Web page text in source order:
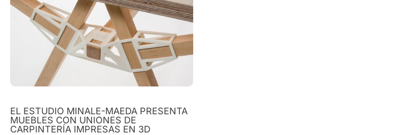
EL ESTUDIO MINALE-MAEDA PRESENTA
MUEBLES CON UNIONES DE
CARPINTERÍA IMPRESAS EN 3D